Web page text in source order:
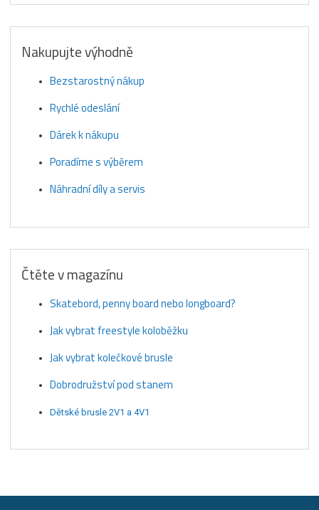
Nakupujte výhodně
Bezstarostný nákup
Rychlé odeslání
Dárek k nákupu
Poradíme s výběrem
Náhradní díly a servis
Čtěte v magazínu
Skatebord, penny board nebo longboard?
Jak vybrat freestyle koloběžku
Jak vybrat kolečkové brusle
Dobrodružství pod stanem
Dětské brusle 2V1 a 4V1